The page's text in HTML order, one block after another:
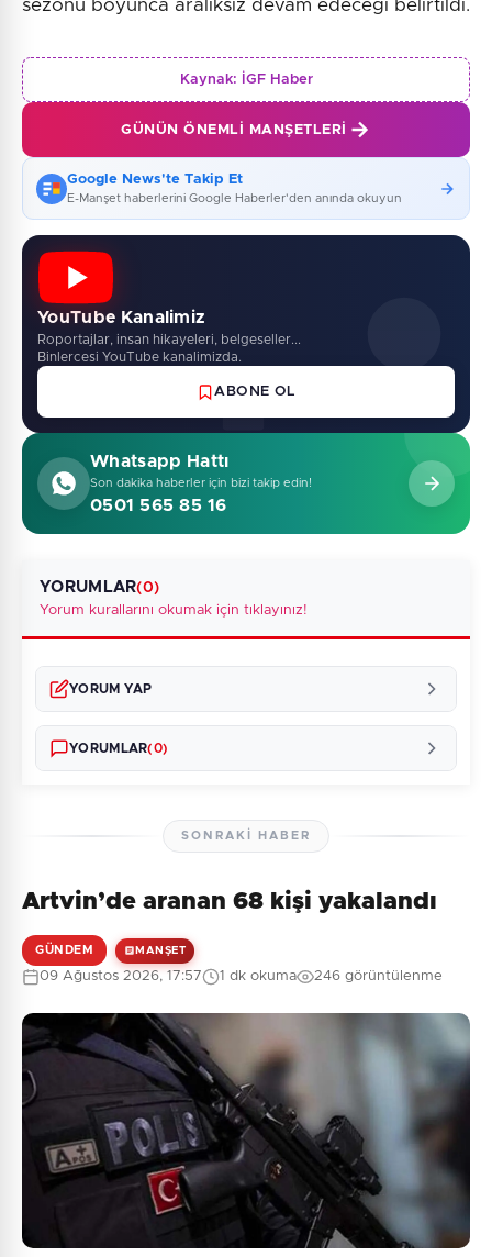
sezonu boyunca aralıksız devam edeceği belirtildi.
Kaynak: İGF Haber
GÜNÜN ÖNEMLI MANŞETLERI
Google News'te Takip Et
E-Manşet haberlerini Google Haberler'den anında okuyun
YouTube Kanalimiz
Roportajlar, insan hikayeleri, belgeseller...
Binlercesi YouTube kanalimizda.
ABONE OL
Whatsapp Hattı
Son dakika haberler için bizi takip edin!
0501 565 85 16
YORUMLAR(0)
Yorum kurallarını okumak için tıklayınız!
YORUM YAP
0/2000
Güvenlik Sorusu:
10 + 9 = ?
Gönder
YORUMLAR(0)
Henüz yorum yapılmamış. İlk yorumu siz yapın!
SONRAKI HABER
Artvin’de aranan 68 kişi yakalandı
GÜNDEM MANŞET
09 Ağustos 2026, 17:57 1 dk okuma 246 görüntülenme